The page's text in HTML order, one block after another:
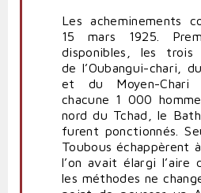
Les acheminements
15 mars 1925.
disponibles, les trois
de l’Oubangui-chari,
et du Moyen-Chari
chacune 1 000
nord du Tchad, le
furent ponctionnés.
Toubous échappèrent
l’on avait élargi l’aire
les méthodes ne